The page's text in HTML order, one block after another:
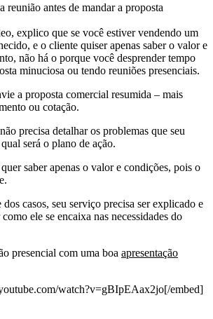
reunião antes de mandar a proposta
explico que se você estiver vendendo um
e o cliente quiser apenas saber o valor e
não há o porque você desprender tempo
minuciosa ou tendo reuniões presenciais.
a proposta comercial resumida – mais
ou cotação.
precisa detalhar os problemas que seu
será o plano de ação.
saber apenas o valor e condições, pois o
casos, seu serviço precisa ser explicado e
ele se encaixa nas necessidades do
presencial com uma boa apresentação
watch?v=gBIpEAax2jo[/embed]